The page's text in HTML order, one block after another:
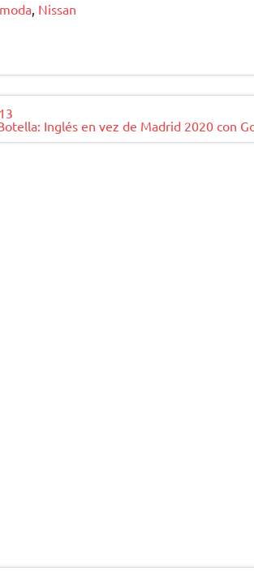
moda, Nissan
Inglés en vez de Madrid 2020 con